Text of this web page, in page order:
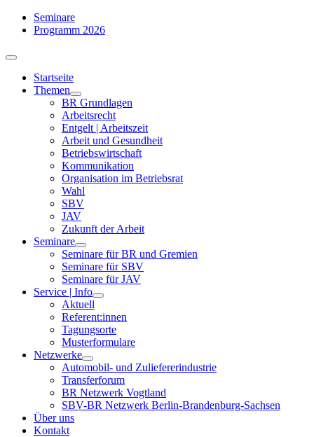
Zum
Inhalt
Seminare
Programm 2026
Toggle
NavigationStartseite
Themen
BR Grundlagen
Arbeits­recht
Entgelt | Arbeitszeit
Arbeit und Gesundheit
Betriebswirtschaft
Kommuni­kation
Organisation im Betriebsrat
Wahl
SBV
JAV
Zukunft der Arbeit
Seminare
Seminare für BR und Gremien
Seminare für SBV
Seminare für JAV
Service | Info
Aktuell
Referent:innen
Tagungsorte
Musterformulare
Netzwerke
Automobil- und Zuliefererindustrie
Transferforum
BR Netzwerk Vogtland
SBV-BR Netzwerk Berlin-Brandenburg-Sachsen
Über uns
Kontakt